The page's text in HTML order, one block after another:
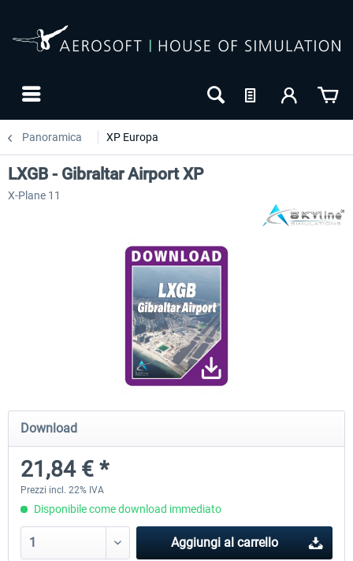
Panoramica XP Europa
Airport Berlin Brandenburg V2 XP
30,71 € *
Airport Zurich V2.0 XP
LXGB - Gibraltar Airport XP
X-Plane 11
Download
21,84 € *
Prezzi incl. 22% IVA
Disponibile come download immediato
Aggiungi al carrello